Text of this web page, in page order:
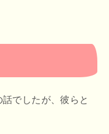
でしたが、彼らと